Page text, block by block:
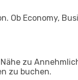
Economy,
zu
zu buchen.